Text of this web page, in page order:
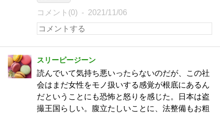
コメント(0) 2021/11/06
スリーピージーン
読んでいて気持ち悪いったらないのだが、この社
会はまだ女性をモノ扱いする感覚が根底にあるん
だということにも恐怖と怒りを感じた。日本は盗
撮王国らしい。腹立たしいことに、法整備もお粗